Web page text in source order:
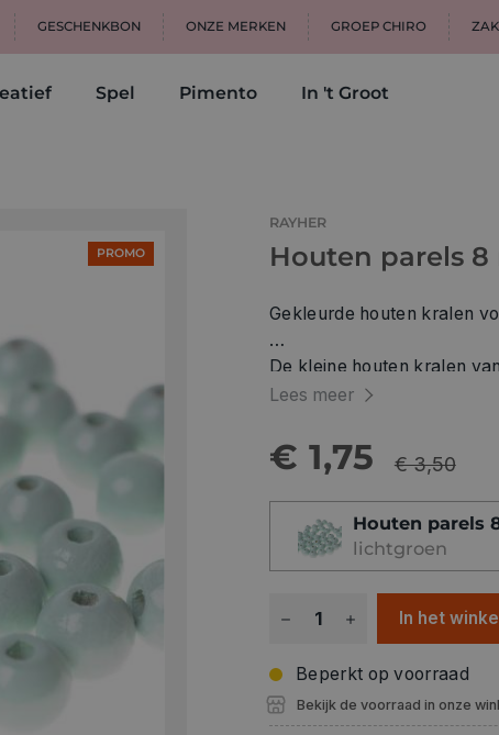
GESCHENKBON ONZE MERKEN GROEP CHIRO
Spel Pimento In 't Groot
PROMO
RAYHER
Houten parels 8
Gekleurde houten kralen
De kleine houten kralen
gecertificeerd en verkrijgbaar in
decoratieve kraal voor
voor knutselen met
kralen met een diameter
verschillende
Deze gekleurde houten
rijggat met een diameter
FSC-certificering
De houten kralen zijn
Lees meer
€ 1,75 € 3,50
Houten parels
lichtgroen
In het
Beperkt op voorraad
Bekijk de voorraad in onze